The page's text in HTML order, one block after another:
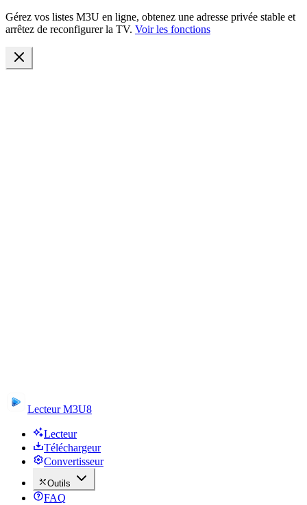
Gérez vos listes M3U en ligne, obtenez une adresse privée stable et
arrêtez de reconfigurer la TV. Voir les fonctions
Lecteur M3U8
Lecteur
Téléchargeur
Convertisseur
Outils
FAQ